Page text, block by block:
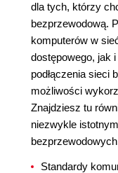
dla tych, którzy
bezprzewodową.
komputerów w
dostępowego, jak
podłączenia sieci
możliwości
Znajdziesz tu
niezwykle
Standardy